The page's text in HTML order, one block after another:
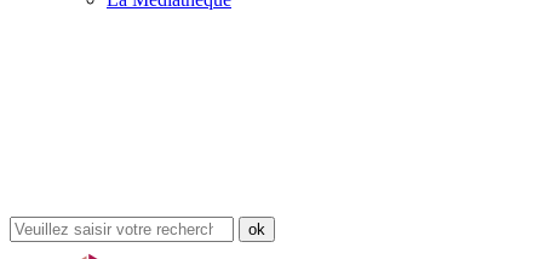
Rechercher
dans